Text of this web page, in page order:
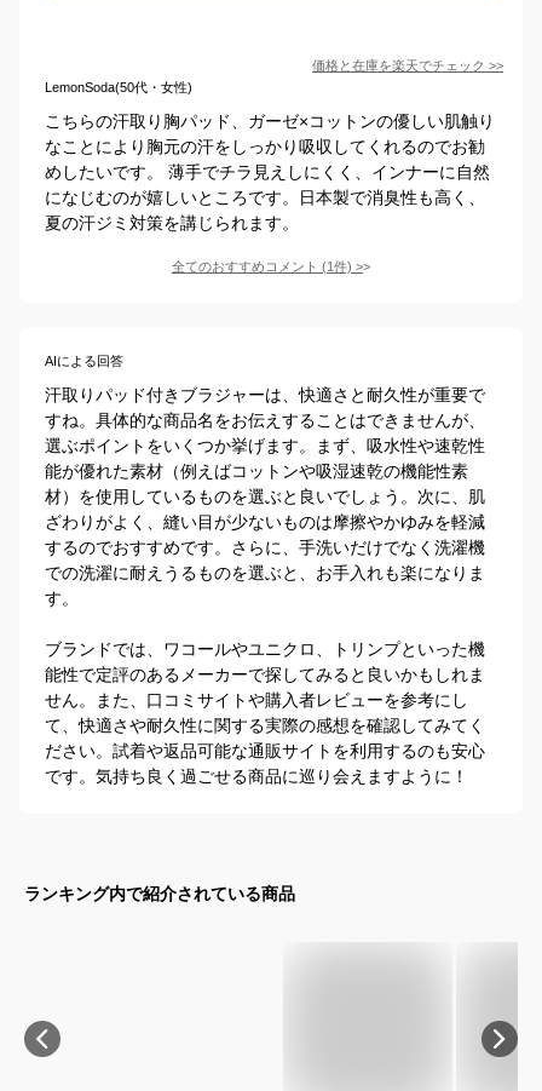
価格と在庫を楽天でチェック >>
LemonSoda(50代・女性)
こちらの汗取り胸パッド、ガーゼ×コットンの優しい肌触り
なことにより胸元の汗をしっかり吸収してくれるのでお勧
めしたいです。 薄手でチラ見えしにくく、インナーに自然
になじむのが嬉しいところです。日本製で消臭性も高く、
夏の汗ジミ対策を講じられます。
全てのおすすめコメント (1件) >
AIによる回答
汗取りパッド付きブラジャーは、快適さと耐久性が重要で
すね。具体的な商品名をお伝えすることはできませんが、
選ぶポイントをいくつか挙げます。まず、吸水性や速乾性
能が優れた素材（例えばコットンや吸湿速乾の機能性素
材）を使用しているものを選ぶと良いでしょう。次に、肌
ざわりがよく、縫い目が少ないものは摩擦やかゆみを軽減
するのでおすすめです。さらに、手洗いだけでなく洗濯機
での洗濯に耐えうるものを選ぶと、お手入れも楽になりま
す。
ブランドでは、ワコールやユニクロ、トリンプといった機
能性で定評のあるメーカーで探してみると良いかもしれま
せん。また、口コミサイトや購入者レビューを参考にし
て、快適さや耐久性に関する実際の感想を確認してみてく
ださい。試着や返品可能な通販サイトを利用するのも安心
です。気持ち良く過ごせる商品に巡り会えますように！
ランキング内で紹介されている商品